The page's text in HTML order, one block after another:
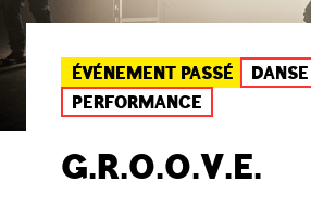
ÉVÉNEMENT PASSÉ
DANSE
PERFORMANCE
G.R.O.O.V.E.